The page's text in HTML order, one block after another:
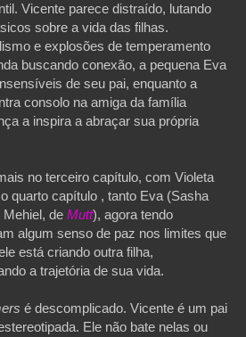
Vicente parece distraído, lutando
sobre a vida das filhas.
e explosões de temperamento
buscando conexão, a pequena Eva
de seu pai, enquanto a
consolo na amiga da família
a inspira a abraçar sua própria
no terceiro capítulo, com Violeta
quarto capítulo , tanto Eva (Sasha
Mehiel, de Mutt), agora tendo
algum senso de paz nos limites que
está criando outra filha,
a trajetória de sua vida.
é descomplicado. Vicente é um pai
Ele não bate nelas ou